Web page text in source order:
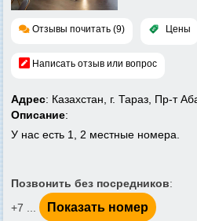
Отзывы почитать (9) Цены
Написать отзыв или вопрос
Адрес: Казахстан, г. Тараз, Пр-т
Описание:
У нас есть 1, 2 местные номера.
Позвонить без посредников:
+7 ...
Показать номер